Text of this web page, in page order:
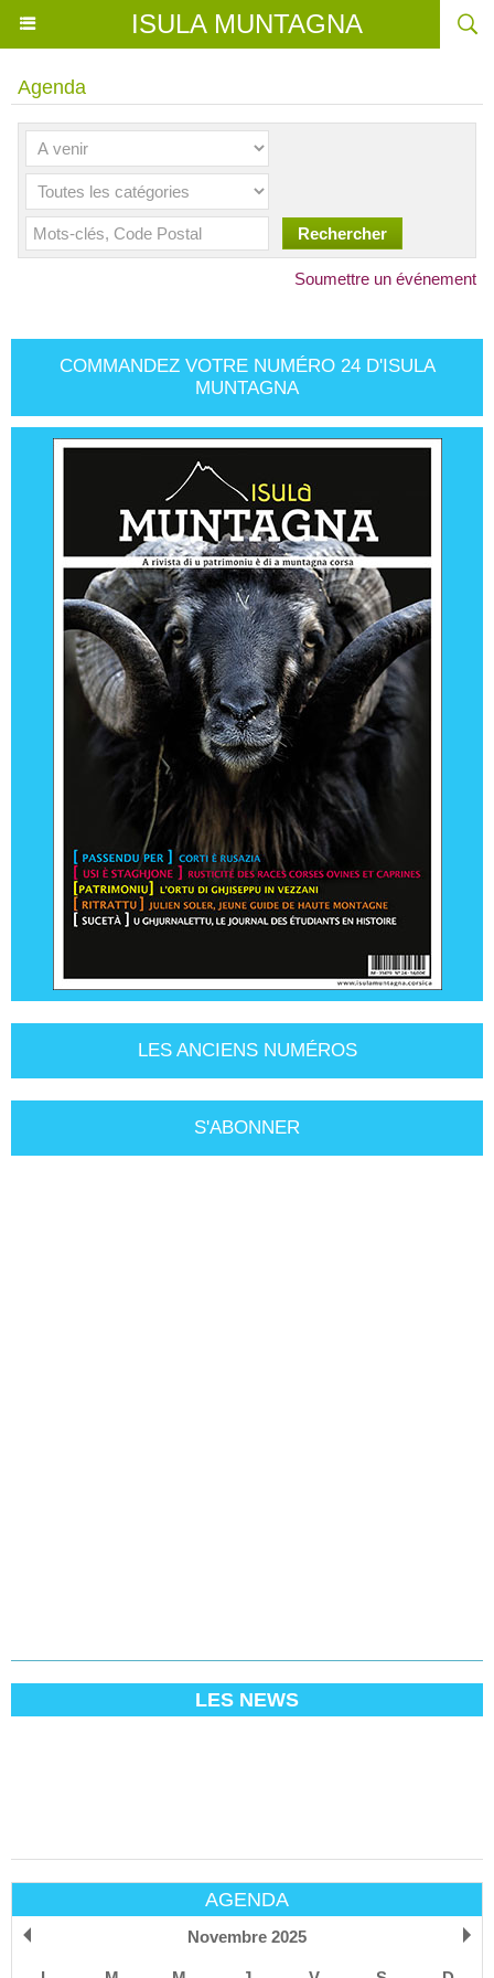
ISULA MUNTAGNA
Agenda
Soumettre un événement
COMMANDEZ VOTRE NUMÉRO 24 D'ISULA
MUNTAGNA
LES ANCIENS NUMÉROS
S'ABONNER
LES NEWS
AGENDA
Novembre 2025